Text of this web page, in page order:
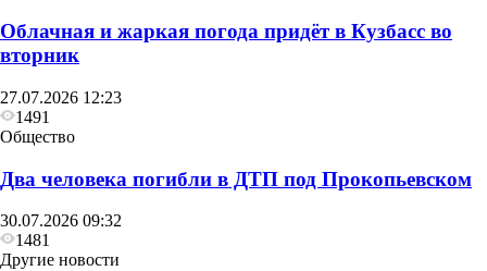
Облачная и жаркая погода придёт в Кузбасс во
вторник
27.07.2026 12:23
1491
Общество
Два человека погибли в ДТП под Прокопьевском
30.07.2026 09:32
1481
Другие новости